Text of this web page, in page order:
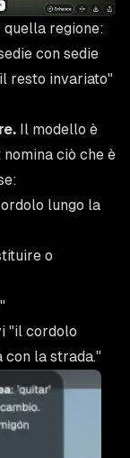
regione:
con sedie
resto invariato"
Il modello è
ciò che è
lungo la
o
"il cordolo
la strada."